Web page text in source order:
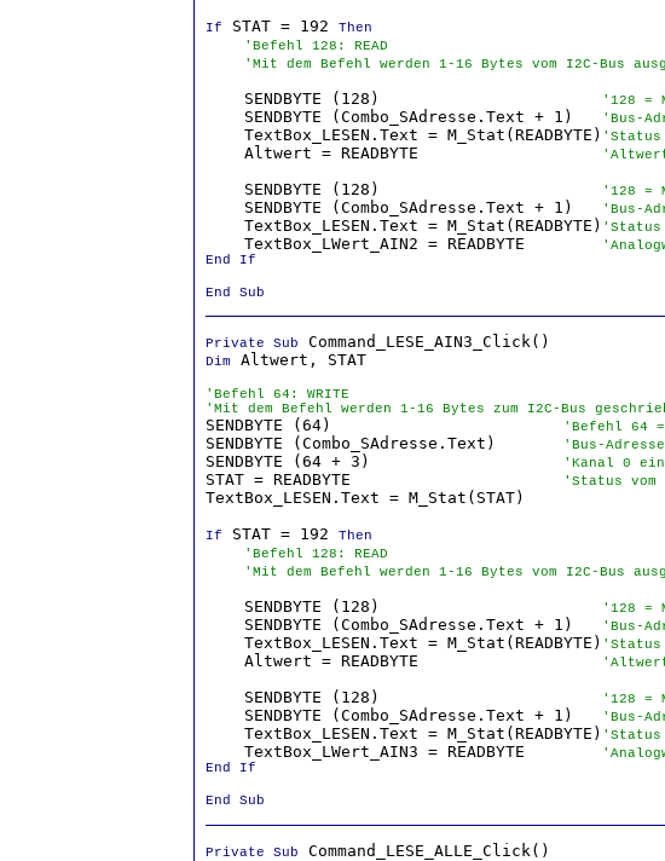
If STAT = 192
Then
'Befehl 128: READ
'Mit dem Befehl werden 1-16 Bytes vom I2C-Bus
    SENDBYTE (128)
'128 =
    SENDBYTE (Combo_SAdresse.Text + 1)
'Bus-
    TextBox_LESEN.Text = M_Stat(READBYTE)
'Status
    Altwert = READBYTE
    SENDBYTE (128)
'128 =
    SENDBYTE (Combo_SAdresse.Text + 1)
'Bus-
    TextBox_LESEN.Text = M_Stat(READBYTE)
'Status
    TextBox_LWert_AIN2 = READBYTE
End If
End Sub
Private Sub
Dim Altwert, STAT
'Befehl 64: WRITE
'Mit dem Befehl werden 1-16 Bytes zum I2C-Bus
SENDBYTE (64) 'Befehl 64
SENDBYTE (Combo_SAdresse.Text) 'Bus-
SENDBYTE (64 + 3) 'Kanal 0
STAT = READBYTE 'Status vom
TextBox_LESEN.Text = M_Stat(STAT)
If STAT = 192
Then
'Befehl 128: READ
'Mit dem Befehl werden 1-16 Bytes vom I2C-Bus
    SENDBYTE (128)
'128 =
    SENDBYTE (Combo_SAdresse.Text + 1)
'Bus-
    TextBox_LESEN.Text = M_Stat(READBYTE)
'Status
    Altwert = READBYTE
    SENDBYTE (128)
'128 =
    SENDBYTE (Combo_SAdresse.Text + 1)
'Bus-
    TextBox_LESEN.Text = M_Stat(READBYTE)
'Status
    TextBox_LWert_AIN3 = READBYTE
End If
End Sub
Private Sub